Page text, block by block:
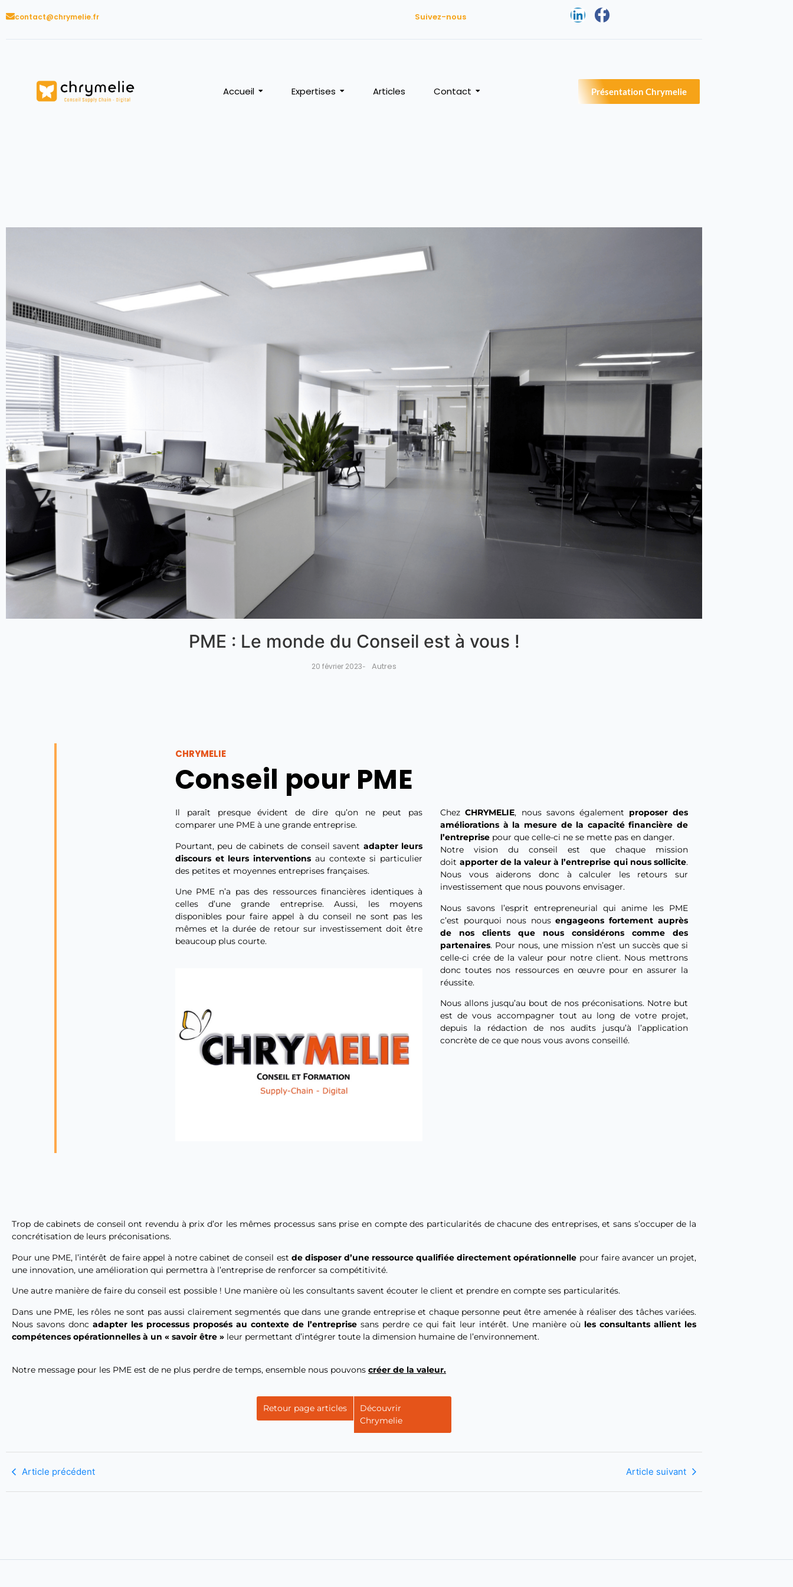
contact@chrymelie.fr Suivez-nous
Accueil Expertises Articles Contact Présentation Chrymelie
PME : Le monde du Conseil est à vous !
20 février 2023- Autres
CHRYMELIE
Conseil pour PME
Il paraît presque évident de dire qu’on ne peut pas
comparer une PME à une grande entreprise.
Pourtant, peu de cabinets de conseil savent adapter leurs
discours et leurs interventions au contexte si particulier
des petites et moyennes entreprises françaises.
Une PME n’a pas des ressources financières identiques à
celles d’une grande entreprise. Aussi, les moyens
disponibles pour faire appel à du conseil ne sont pas les
mêmes et la durée de retour sur investissement doit être
beaucoup plus courte.
ChezCHRYMELIE, nous savons également proposer des
améliorations à la mesure de la capacité financière de
l’entreprise pour que celle-ci ne se mette pas en danger.
Notre vision du conseil est que chaque mission
doit apporter de la valeur à l’entreprise qui nous sollicite.
Nous vous aiderons donc à calculer les retours sur
investissement que nous pouvons envisager.
Nous savons l’esprit entrepreneurial qui anime les PME
c’est pourquoi nous nousengageons fortement auprès
de nos clients
que nous considérons comme des
partenaires. Pour nous, une mission n’est un succès que si
celle-ci crée de la valeur pour notre client. Nous mettrons
donc toutes nos ressources en œuvre pour en assurer la
réussite.
Nous allons jusqu’au bout de nos préconisations. Notre but
est de vous accompagner tout au long de votre projet,
depuis la rédaction de nos audits jusqu’à l’application
concrète de ce que nous vous avons conseillé.
Trop de cabinets de conseil ont revendu à prix d’or les mêmes processus sans prise en compte des particularités de chacune des entreprises, et sans s’occuper de la
concrétisation de leurs préconisations.
Pour une PME, l’intérêt de faire appel à notre cabinet de conseil est de disposer d’une ressource qualifiée directement opérationnelle pour faire avancer un projet,
une innovation, une amélioration qui permettra à l’entreprise de renforcer sa compétitivité.
Une autre manière de faire du conseil est possible ! Une manière où les consultants savent écouter le client et prendre en compte ses particularités.
Dans une PME, les rôles ne sont pas aussi clairement segmentés que dans une grande entreprise et chaque personne peut être amenée à réaliser des tâches variées.
Nous savons donc adapter les processus proposés au contexte de l’entreprise sans perdre ce qui fait leur intérêt. Une manière où les consultants allient les
compétences opérationnelles à un « savoir être » leur permettant d’intégrer toute la dimension humaine de l’environnement.
Notre message pour les PME est de ne plus perdre de temps, ensemble nous pouvons créer de la valeur.
Retour page articles
Découvrir
Chrymelie
Article précédent Article suivant